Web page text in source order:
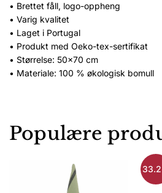
• Brettet fåll, logo-oppheng
• Varig kvalitet
• Laget i Portugal
• Produkt med Oeko-tex-sertifikat
• Størrelse: 50×70 cm
• Materiale: 100 % økologisk bomull
Populære